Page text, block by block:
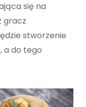
się na
gracz
stworzenie
a do tego